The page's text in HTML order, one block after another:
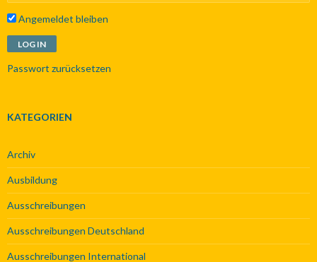
Angemeldet bleiben
Passwort zurücksetzen
KATEGORIEN
Archiv
Ausbildung
Ausschreibungen
Ausschreibungen Deutschland
Ausschreibungen International